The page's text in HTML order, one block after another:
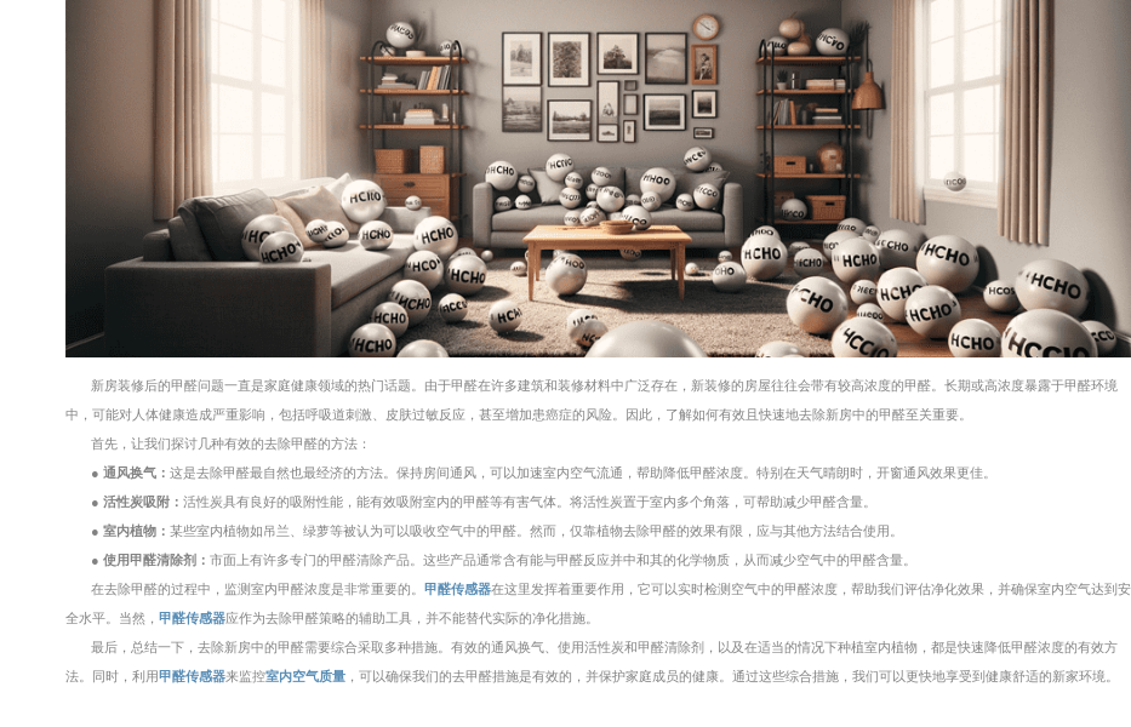
新房装修后的甲醛问题一直是家庭健康领域的热门话题。由于甲醛在许多建筑和装修材料中广泛存在，新装修的房屋往往会带有较高浓度的甲醛。长期或高浓度暴露于甲醛环境
中，可能对人体健康造成严重影响，包括呼吸道刺激、皮肤过敏反应，甚至增加患癌症的风险。因此，了解如何有效且快速地去除新房中的甲醛至关重要。
首先，让我们探讨几种有效的去除甲醛的方法：
● 通风换气：这是去除甲醛最自然也最经济的方法。保持房间通风，可以加速室内空气流通，帮助降低甲醛浓度。特别在天气晴朗时，开窗通风效果更佳。
● 活性炭吸附：活性炭具有良好的吸附性能，能有效吸附室内的甲醛等有害气体。将活性炭置于室内多个角落，可帮助减少甲醛含量。
● 室内植物：某些室内植物如吊兰、绿萝等被认为可以吸收空气中的甲醛。然而，仅靠植物去除甲醛的效果有限，应与其他方法结合使用。
● 使用甲醛清除剂：市面上有许多专门的甲醛清除产品。这些产品通常含有能与甲醛反应并中和其的化学物质，从而减少空气中的甲醛含量。
在去除甲醛的过程中，监测室内甲醛浓度是非常重要的。甲醛传感器在这里发挥着重要作用，它可以实时检测空气中的甲醛浓度，帮助我们评估净化效果，并确保室内空气达到安
全水平。当然， 甲醛传感器应作为去除甲醛策略的辅助工具，并不能替代实际的净化措施。
最后，总结一下，去除新房中的甲醛需要综合采取多种措施。有效的通风换气、使用活性炭和甲醛清除剂，以及在适当的情况下种植室内植物，都是快速降低甲醛浓度的有效方
法。同时，利用甲醛传感器来监控室内空气质量，可以确保我们的去甲醛措施是有效的，并保护家庭成员的健康。通过这些综合措施，我们可以更快地享受到健康舒适的新家环境。